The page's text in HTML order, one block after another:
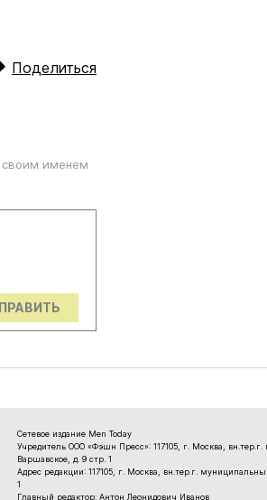
Поделиться
своим именем
Сетевое издание Men Today
Учредитель ООО «Фэшн Пресс»: 117105, г. Москва,
Варшавское, д. 9 стр. 1
Адрес редакции: 117105, г. Москва, вн.тер.г.
1
Главный редактор: Антон Леонидович Иванов